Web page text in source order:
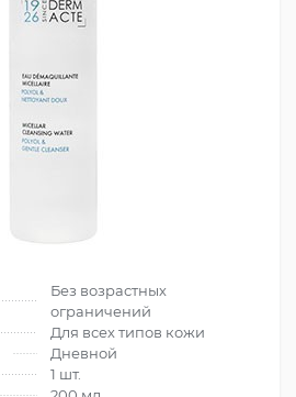
Без возрастных
ограничений
Для всех типов кожи
Дневной
1 шт.